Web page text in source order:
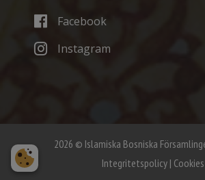
Facebook
Instagram
2026 © Islamiska Bosniska
Integritetspolicy | Cookies